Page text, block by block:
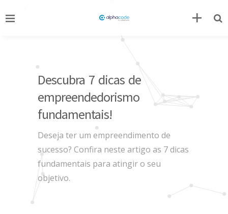
Descubra 7 dicas de
empreendedorismo
fundamentais!
Deseja ter um empreendimento de
sucesso? Confira neste artigo as 7 dicas
fundamentais para atingir o seu
objetivo.